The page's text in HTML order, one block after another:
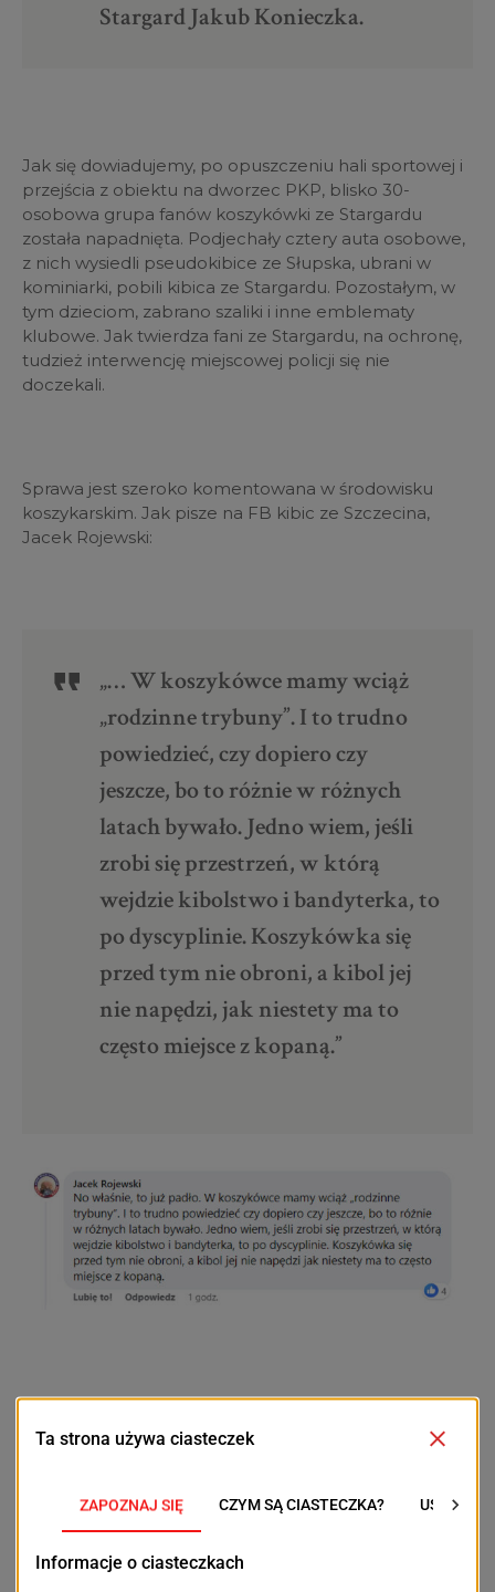
Stargard Jakub Konieczka.
Jak się dowiadujemy, po opuszczeniu hali sportowej i
przejścia z obiektu na dworzec PKP, blisko 30-
osobowa grupa fanów koszykówki ze Stargardu
została napadnięta. Podjechały cztery auta osobowe,
z nich wysiedli pseudokibice ze Słupska, ubrani w
kominiarki, pobili kibica ze Stargardu. Pozostałym, w
tym dzieciom, zabrano szaliki i inne emblematy
klubowe. Jak twierdza fani ze Stargardu, na ochronę,
tudzież interwencję miejscowej policji się nie
doczekali.
Sprawa jest szeroko komentowana w środowisku
koszykarskim. Jak pisze na FB kibic ze Szczecina,
Jacek Rojewski:
„… W koszykówce mamy wciąż
„rodzinne trybuny”. I to trudno
powiedzieć, czy dopiero czy
jeszcze, bo to różnie w różnych
latach bywało. Jedno wiem, jeśli
zrobi się przestrzeń, w którą
wejdzie kibolstwo i bandyterka, to
po dyscyplinie. Koszykówka się
przed tym nie obroni, a kibol jej
nie napędzi, jak niestety ma to
często miejsce z kopaną.”
Zapytaliśmy oficera prasowego słupskiej komendy
które wyjaśni zaistniałe zdarzenie.